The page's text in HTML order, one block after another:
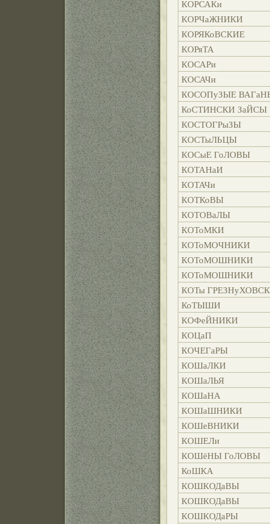
КОРСАКи
КОРЧаЖНИКИ
КОРЯКоВСКИЕ
КОРяТА
КОСАРи
КОСАЧи
КОСОПуЗЫЕ
КоСТИНСКИ ЗаЙСЫ
КОСТОГРыЗЫ
КОСТыЛЬЦЫ
КОСыЕ ГоЛОВЫ
КОТАНаИ
КОТАЧи
КОТКоВЫ
КОТОВаЛЫ
КОТоМКИ
КОТоМОЧНИКИ
КОТоМОШНИКИ
КОТоМОШНИКИ
КОТы
КоТЫШИ
КОФеЙНИКИ
КОЦаП
КОЧЕГаРЫ
КОШаЛКИ
КОШаЛЬЯ
КОШаНА
КОШаШНИКИ
КОШеВНИКИ
КОШЕЛи
КОШёНЫ ГоЛОВЫ
КоШКА
КОШКОДаВЫ
КОШКОДаВЫ
КОШКОДаРЫ